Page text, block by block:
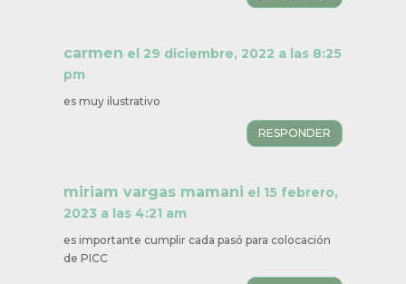
carmen el 29 diciembre, 2022 a las 8:25
pm
es muy ilustrativo
RESPONDER
miriam vargas mamani el 15 febrero,
2023 a las 4:21 am
es importante cumplir cada pasó para colocación
de PICC